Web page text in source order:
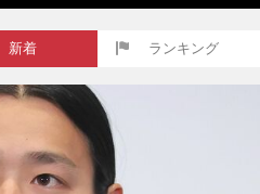
新着 ランキング